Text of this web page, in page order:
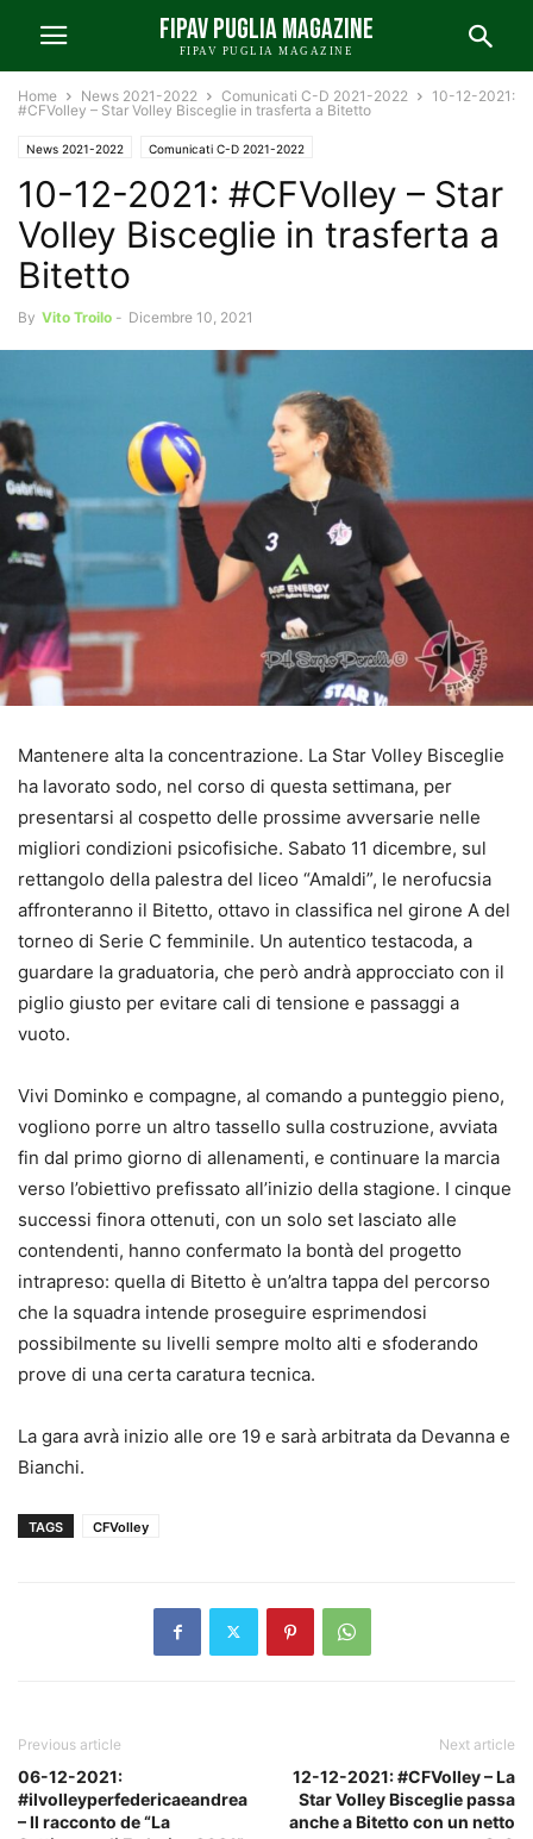
FIPAV PUGLIA MAGAZINE
FIPAV PUGLIA MAGAZINE
Home News 2021-2022 Comunicati C-D 2021-2022
10-12-2021:
#CFVolley – Star Volley Bisceglie in trasferta a Bitetto
News 2021-2022 Comunicati C-D 2021-2022
10-12-2021: #CFVolley – Star
Volley Bisceglie in trasferta a
Bitetto
By Vito Troilo - Dicembre 10, 2021
Mantenere alta la concentrazione. La Star Volley Bisceglie
ha lavorato sodo, nel corso di questa settimana, per
presentarsi al cospetto delle prossime avversarie nelle
migliori condizioni psicofisiche. Sabato 11 dicembre, sul
rettangolo della palestra del liceo “Amaldi”, le nerofucsia
affronteranno il Bitetto, ottavo in classifica nel girone A del
torneo di Serie C femminile. Un autentico testacoda, a
guardare la graduatoria, che però andrà approcciato con il
piglio giusto per evitare cali di tensione e passaggi a
vuoto.
Vivi Dominko e compagne, al comando a punteggio pieno,
vogliono porre un altro tassello sulla costruzione, avviata
fin dal primo giorno di allenamenti, e continuare la marcia
verso l’obiettivo prefissato all’inizio della stagione. I cinque
successi finora ottenuti, con un solo set lasciato alle
contendenti, hanno confermato la bontà del progetto
intrapreso: quella di Bitetto è un’altra tappa del percorso
che la squadra intende proseguire esprimendosi
possibilmente su livelli sempre molto alti e sfoderando
prove di una certa caratura tecnica.
La gara avrà inizio alle ore 19 e sarà arbitrata da Devanna e
Bianchi.
TAGS CFVolley
Previous article
06-12-2021:
#ilvolleyperfedericaeandrea
– Il racconto de “La
Next article
12-12-2021: #CFVolley – La
Star Volley Bisceglie passa
anche a Bitetto con un netto